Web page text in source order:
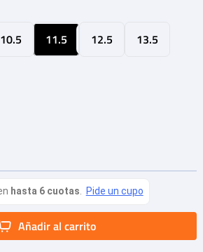
10.5 11.5 12.5 13.5
Añadir al carrito